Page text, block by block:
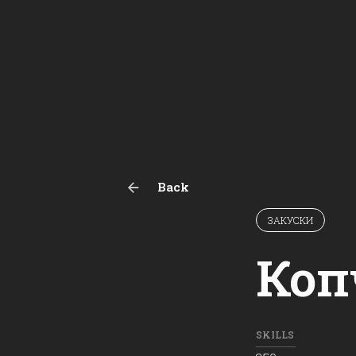
Back
ЗАКУСКИ
SKILLS